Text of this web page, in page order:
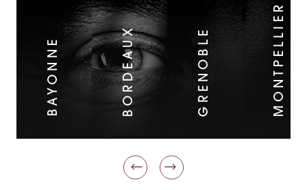
BAYONNE BORDEAUX GRENOBLE MONTPELLIER